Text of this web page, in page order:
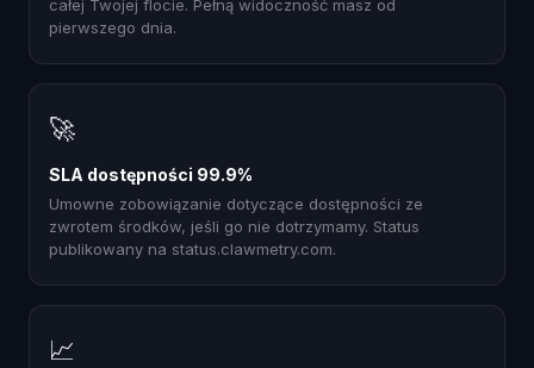
całej Twojej flocie. Pełną widoczność masz od
pierwszego dnia.
🚀
SLA dostępności 99.9%
Umowne zobowiązanie dotyczące dostępności ze
zwrotem środków, jeśli go nie dotrzymamy. Status
publikowany na status.clawmetry.com.
📈